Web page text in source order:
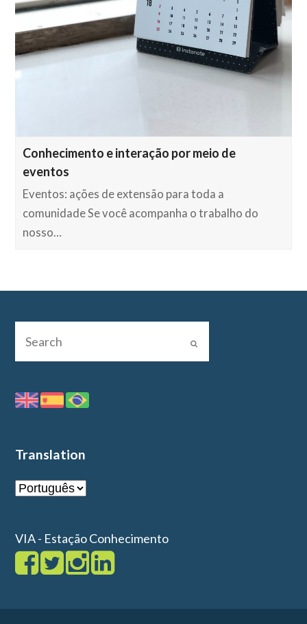
Conhecimento e interação por meio de
eventos
Eventos: ações de extensão para toda a
comunidade Se você acompanha o trabalho do
nosso…
Translation
VIA - Estação Conhecimento